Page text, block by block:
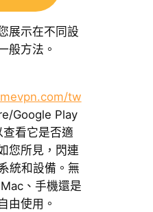
展示在不同設
般方法。
tw
Google Play
看它是否適
您所見，閃連
統和設備。無
、手機還是
由使用。